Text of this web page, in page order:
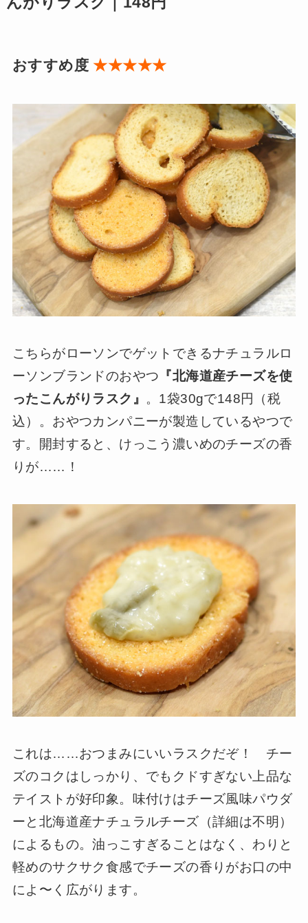
おすすめ度★★★★★
こちらがローソンでゲットできるナチュラルロ
ーソンブランドのおやつ 『北海道産チーズを使
ったこんがりラスク』 。1袋30gで148円（税
込）。おやつカンパニーが製造しているやつで
す。開封すると、けっこう濃いめのチーズの香
りが……！
これは……おつまみにいいラスクだぞ！ チー
ズのコクはしっかり、でもクドすぎない上品な
テイストが好印象。味付けはチーズ風味パウダ
ーと北海道産ナチュラルチーズ（詳細は不明）
によるもの。油っこすぎることはなく、わりと
軽めのサクサク食感でチーズの香りがお口の中
によ〜く広がります。